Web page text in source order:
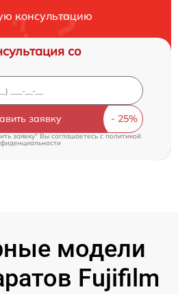
консультацию
со
заявку
заявку" Вы соглашаетесь c политикой
модели
Fujifilm